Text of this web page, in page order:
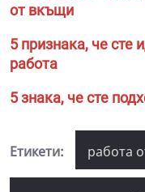
от вкъщи
5 признака, че сте
работа
5 знака, че сте
Етикети: работа